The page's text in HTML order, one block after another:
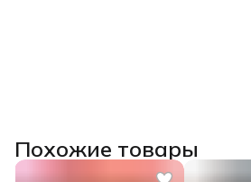
Похожие товары